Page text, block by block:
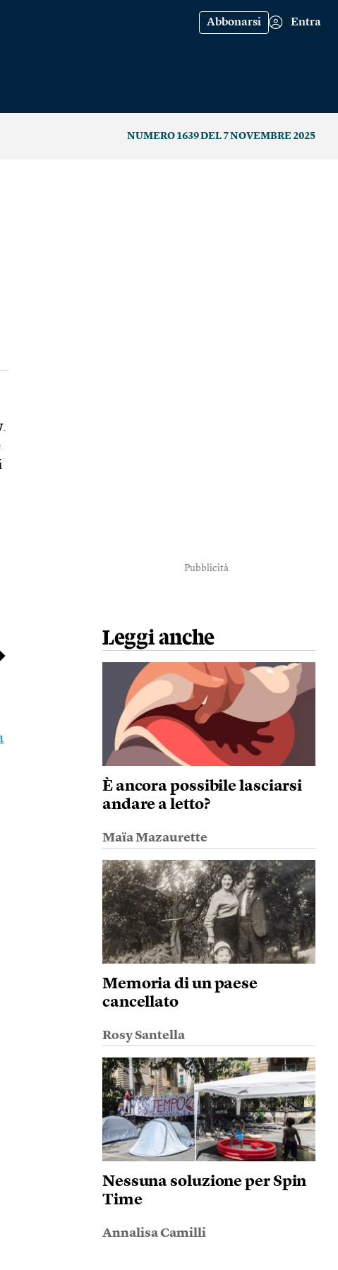
Abbonarsi Entra
NUMERO 1639 DEL 7 NOVEMBRE 2025
.
Pubblicità
Leggi anche
È ancora possibile lasciarsi
andare a letto?
Maïa Mazaurette
Memoria di un paese
cancellato
Rosy Santella
Nessuna soluzione per Spin
Time
Annalisa Camilli